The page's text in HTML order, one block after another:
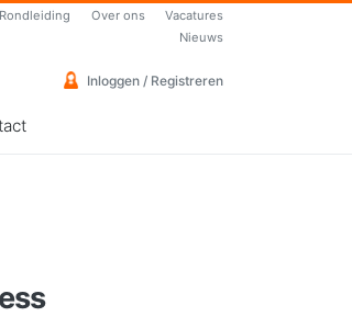
Rondleiding Over ons
Vacatures
Nieuws
Inloggen / Registreren